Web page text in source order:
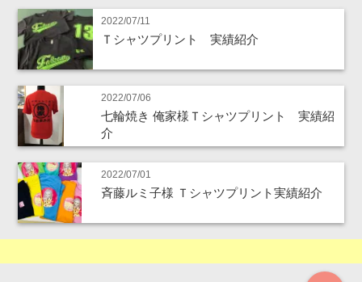
2022/07/11
Ｔシャツプリント 実績紹介
2022/07/06
七輪焼き 俺家様Ｔシャツプリント 実績紹
介
2022/07/01
斉藤ルミ子様 Ｔシャツプリント実績紹介